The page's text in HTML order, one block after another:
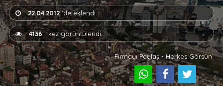
22.04.2012'de eklendi
4136 kez görüntülendi
Firmayı Paylaş - Herkes Görsün